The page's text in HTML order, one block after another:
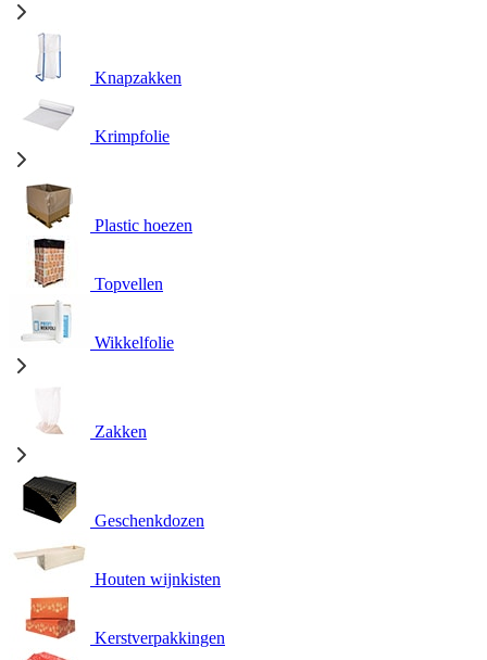
Knapzakken
Krimpfolie
Plastic hoezen
Topvellen
Wikkelfolie
Zakken
Geschenkdozen
Houten wijnkisten
Kerstverpakkingen